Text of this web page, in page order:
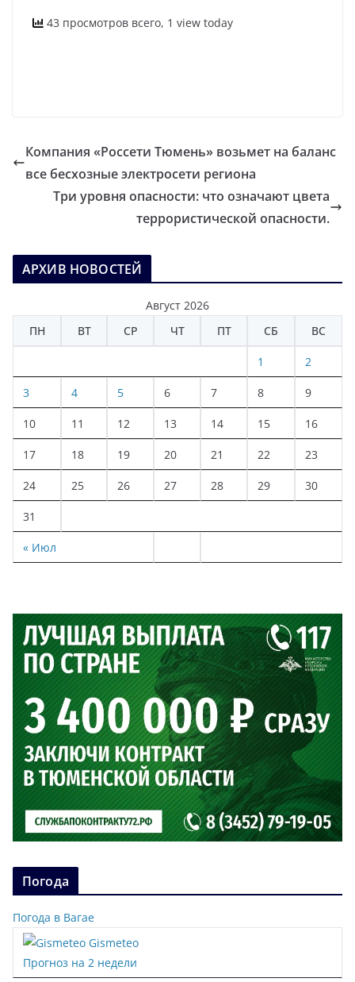
43 просмотров всего, 1 view today
Компания «Россети Тюмень» возьмет на баланс
все бесхозные электросети региона
Три уровня опасности: что означают цвета
террористической опасности.
АРХИВ НОВОСТЕЙ
Август 2026
ПН
ВТ СР ЧТ ПТ СБ ВС
« Июл
1 2
3 4 5 6 7 8 9
10 11 12 13 14 15 16
17 18 19 20 21 22 23
24 25 26 27 28 29 30
31
Погода
Погода в Вагае
Gismeteo
Прогноз на 2 недели